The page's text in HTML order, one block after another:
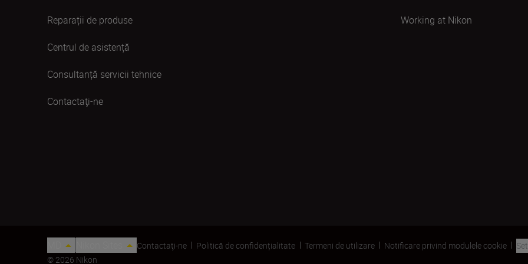
Reparații de produse
Centrul de asistență
Consultanță servicii tehnice
Contactaţi-ne
Working at Nikon
Contactaţi-ne Politică de confidențialitate Termeni de utilizare Notificare privind modulele cookie
© 2026 Nikon